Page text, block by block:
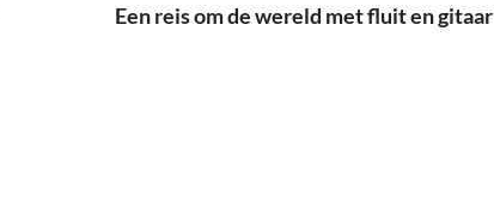
Een reis om de wereld met fluit en gitaar